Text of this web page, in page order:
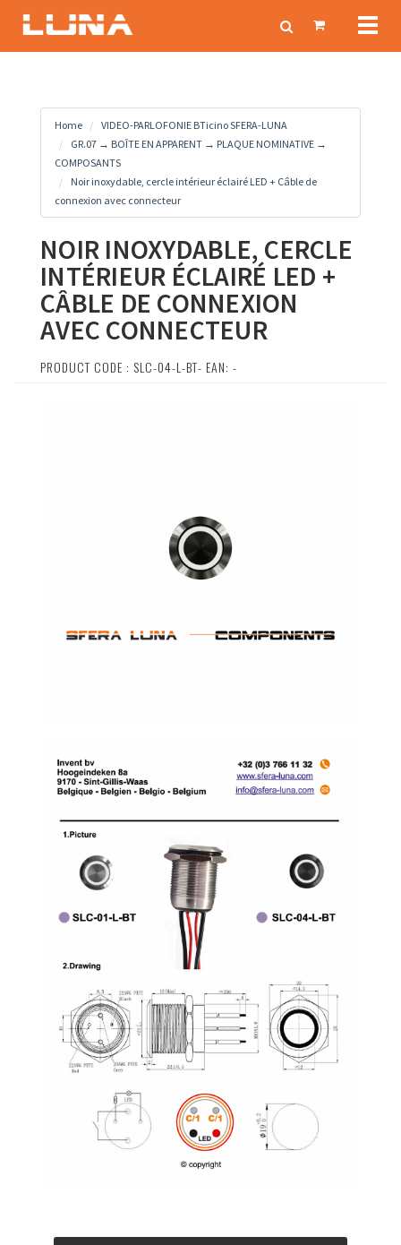
Home
VIDEO-PARLOFONIE BTicino SFERA-LUNA
GR.07 → BOÎTE EN APPARENT → PLAQUE NOMINATIVE →
COMPOSANTS
Noir inoxydable, cercle intérieur éclairé LED + Câble de
connexion avec connecteur
NOIR INOXYDABLE, CERCLE
INTÉRIEUR ÉCLAIRÉ LED +
CÂBLE DE CONNEXION
AVEC CONNECTEUR
PRODUCT CODE : SLC-04-L-BT- EAN: -